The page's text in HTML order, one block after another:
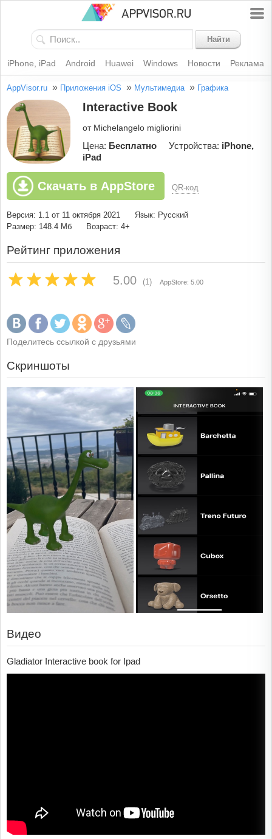
Найти
iPhone, iPad Android Huawei Windows Новости Реклама
AppVisor.ru » Приложения iOS » Мультимедиа » Графика
Interactive Book
от Michelangelo migliorini
Цена: Бесплатно Устройства: iPhone,
iPad
Скачать в AppStore QR-код
Версия: 1.1 от 11 октября 2021
Язык: Русский
Размер: 148.4 Мб
Возраст: 4+
Рейтинг приложения
5.00 (1) AppStore: 5.00
Поделитесь ссылкой с друзьями
Скриншоты
Видео
Gladiator Interactive book for Ipad